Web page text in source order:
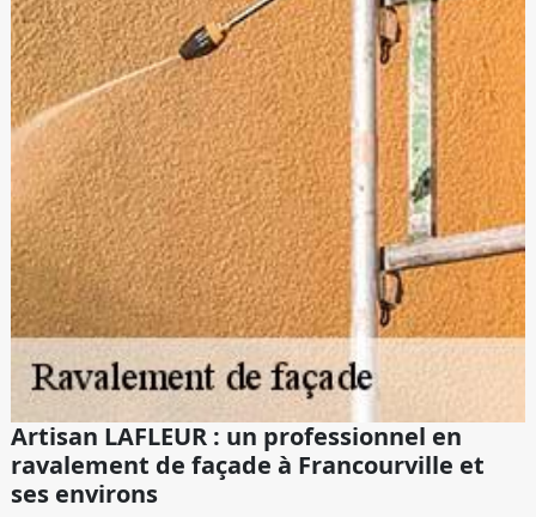
Artisan LAFLEUR : un professionnel en
ravalement de façade à Francourville et
ses environs